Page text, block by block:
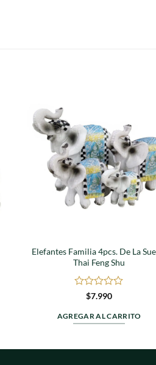
Elefantes Familia 4pcs. De La
Thai Feng Shu
Valorado
0
de
$7.990
AGREGAR AL CARRITO